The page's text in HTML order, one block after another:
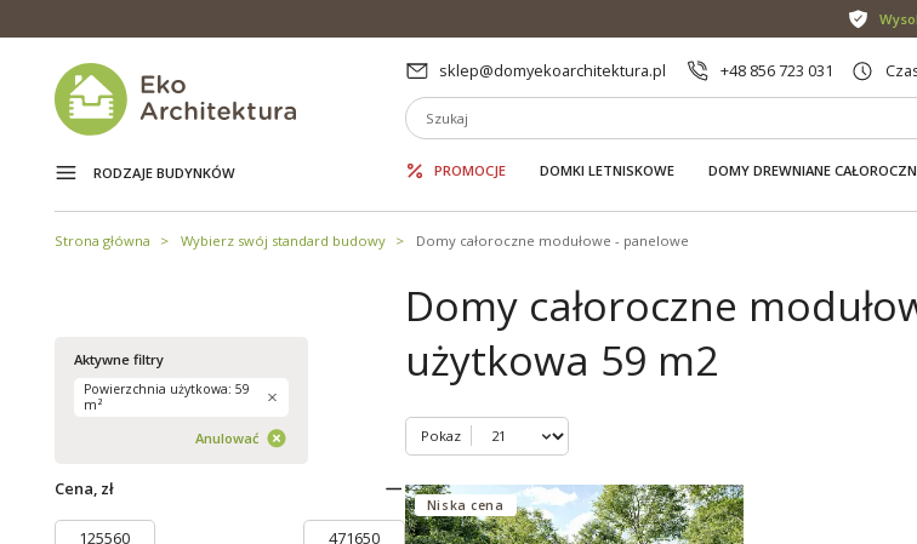
sklep@domyekoarchitektura.pl +48 856 723 031
RODZAJE BUDYNKÓW PROMOCJE DOMKI LETNISKOWE DOMY DREWNIANE
Strona główna Wybierz swój standard budowy Domy całoroczne modułowe - panelowe
Aktywne filtry
Powierzchnia użytkowa: 59
m²
Anulować
Cena, zł
Domy całoroczne
użytkowa 59 m2
Pokaz
Niska cena